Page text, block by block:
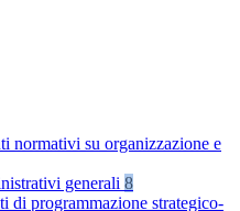
normativi su organizzazione e
generali 8
di programmazione strategico-